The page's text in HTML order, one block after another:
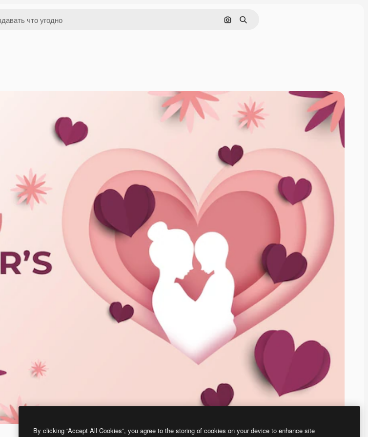
Поиск по изображению
Поиск
By clicking “Accept All Cookies”, you agree to the storing of cookies on your device to enhance site